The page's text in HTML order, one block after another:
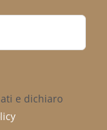
e dichiaro